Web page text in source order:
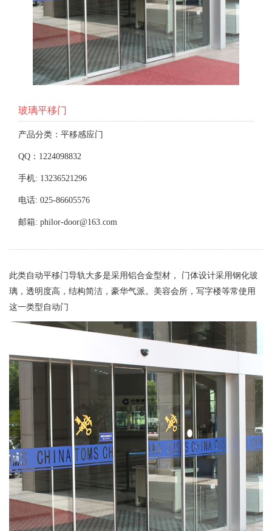
玻璃平移门
产品分类：平移感应门
QQ：1224098832
手机: 13236521296
电话: 025-86605576
邮箱: philor-door@163.com
此类自动平移门导轨大多是采用铝合金型材， 门体设计采用钢化玻
璃，透明度高，结构简洁，豪华气派。美容会所，写字楼等常使用
这一类型自动门